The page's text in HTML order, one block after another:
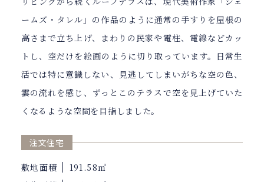
ームズ・タレル」の作品のように通常の手すりを屋根の
高さまで立ち上げ、まわりの民家や電柱、電線などカッ
トし、空だけを絵画のように切り取っています。日常生
活では特に意識しない、見逃してしまいがちな空の色、
雲の流れを感じ、ずっとこのテラスで空を見上げていた
くなるような空間を目指しました。
注文住宅
敷地面積
191.58㎡